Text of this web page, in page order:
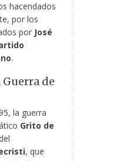
hacendados
por los
por José
.
de
la guerra
Grito de
, que